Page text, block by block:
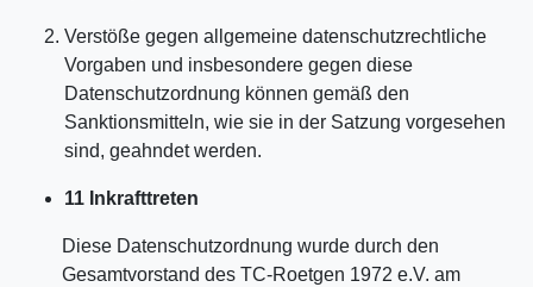
Verstöße gegen allgemeine datenschutzrechtliche
Vorgaben und insbesondere gegen diese
Datenschutzordnung können gemäß den
Sanktionsmitteln, wie sie in der Satzung vorgesehen
sind, geahndet werden.
11 Inkrafttreten
Diese Datenschutzordnung wurde durch den
Gesamtvorstand des TC-Roetgen 1972 e.V. am